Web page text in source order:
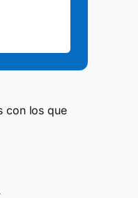
con los que